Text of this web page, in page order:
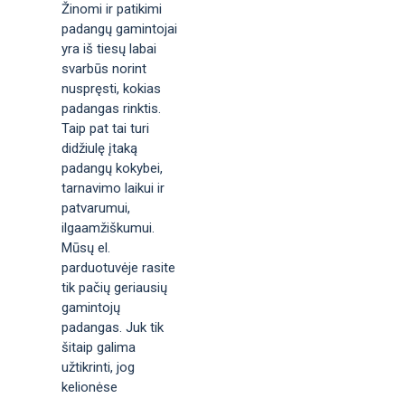
Žinomi ir patikimi
padangų gamintojai
yra iš tiesų labai
svarbūs norint
nuspręsti, kokias
padangas rinktis.
Taip pat tai turi
didžiulę įtaką
padangų kokybei,
tarnavimo laikui ir
patvarumui,
ilgaamžiškumui.
Mūsų el.
parduotuvėje rasite
tik pačių geriausių
gamintojų
padangas. Juk tik
šitaip galima
užtikrinti, jog
kelionėse